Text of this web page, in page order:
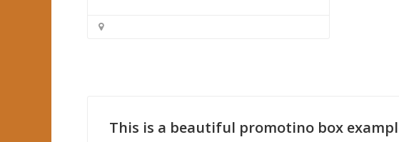
This is a beautiful promotino box